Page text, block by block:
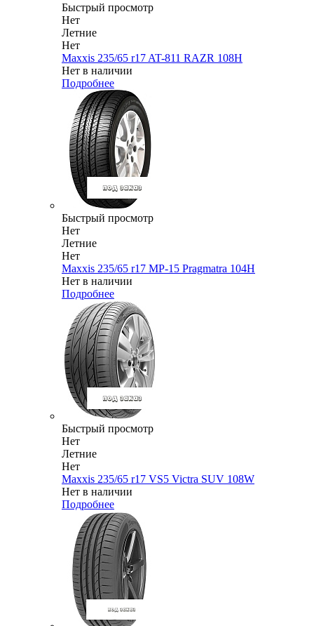
Быстрый просмотр
Нет
Летние
Нет
Maxxis 235/65 r17 AT-811 RAZR 108H
Нет в наличии
Подробнее
Быстрый просмотр
Нет
Летние
Нет
Maxxis 235/65 r17 MP-15 Pragmatra 104H
Нет в наличии
Подробнее
Быстрый просмотр
Нет
Летние
Нет
Maxxis 235/65 r17 VS5 Victra SUV 108W
Нет в наличии
Подробнее